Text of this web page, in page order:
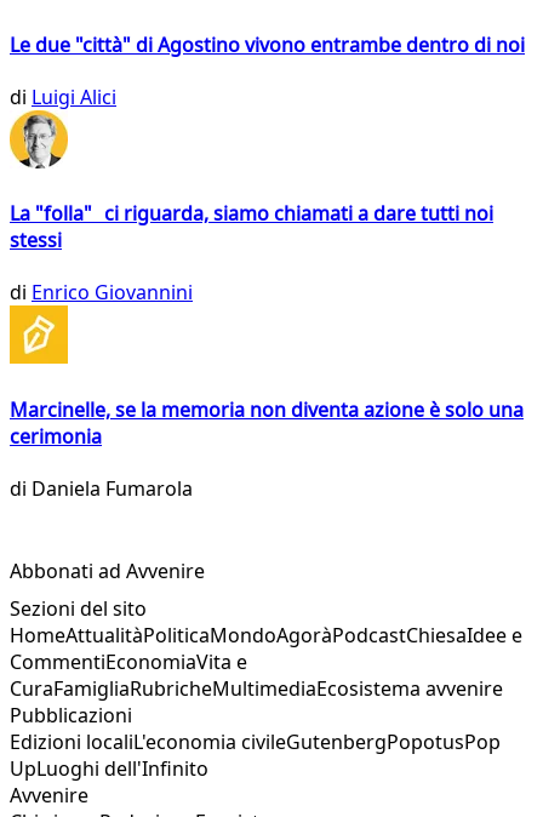
Le due "città" di Agostino vivono entrambe dentro di noi
di Luigi Alici
La "folla" ci riguarda, siamo chiamati a dare tutti noi
stessi
di Enrico Giovannini
Marcinelle, se la memoria non diventa azione è solo una
cerimonia
di Daniela Fumarola
Abbonati ad Avvenire
Sezioni del sito
HomeAttualitàPoliticaMondoAgoràPodcastChiesaIdee e
CommentiEconomiaVita e
CuraFamigliaRubricheMultimediaEcosistema avvenire
Pubblicazioni
Edizioni localiL'economia civileGutenbergPopotusPop
UpLuoghi dell'Infinito
Avvenire